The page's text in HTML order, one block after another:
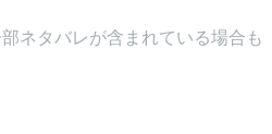
ネタバレが含まれている場合も